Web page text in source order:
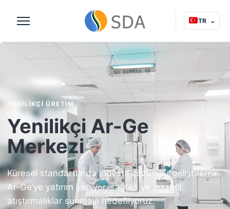
TR ⌄
YENİLİKÇİ ÜRETİM
Yenilikçi Ar-Ge
Merkezi
Küresel standartlarda inovatif çözümler geliştirerek
Ar-Ge’ye yatırım yapıyor, sağlıklı ve lezzetli
atıştırmalıklar sunmayı hedefliyoruz.